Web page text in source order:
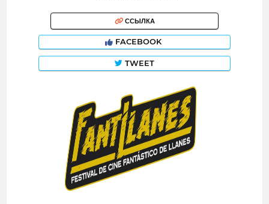
ССЫЛКА
FACEBOOK
TWEET